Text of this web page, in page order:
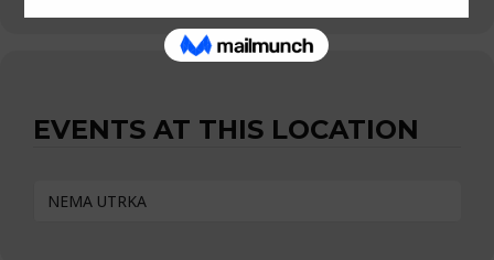
EVENTS AT THIS LOCATION
NEMA UTRKA